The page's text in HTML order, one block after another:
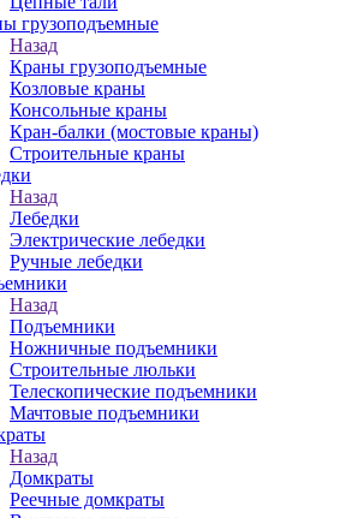
грузоподъемные
Назад
Краны грузоподъемные
Козловые краны
Консольные краны
Кран-балки (мостовые краны)
Строительные краны
Назад
Лебедки
Электрические лебедки
Ручные лебедки
Назад
Подъемники
Ножничные подъемники
Строительные люльки
Телескопические подъемники
Мачтовые подъемники
Назад
Домкраты
Реечные домкраты